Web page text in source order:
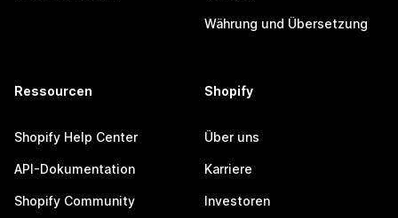
Währung und Übersetzung
Ressourcen
Shopify Help Center
API-Dokumentation
Shopify Community
Shopify
Über uns
Karriere
Investoren